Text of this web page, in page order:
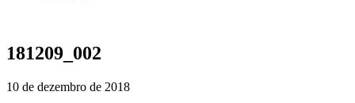
181209_002
10 de dezembro de 2018